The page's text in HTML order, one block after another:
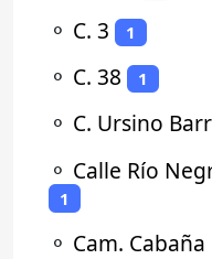
⚬ C. 3 1
⚬ C. 38 1
⚬ C. Ursino
⚬ Calle Río
1
⚬ Cam.